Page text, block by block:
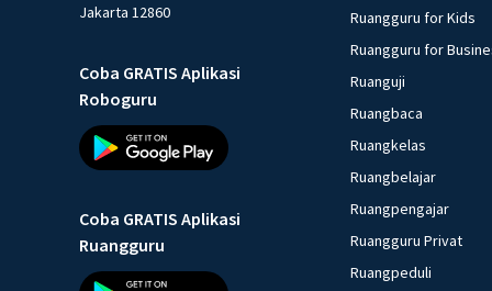
Jakarta 12860
Coba GRATIS Aplikasi
Roboguru
Coba GRATIS Aplikasi
Ruangguru
Ruangguru for Kids
Ruangguru for
Ruanguji
Ruangbaca
Ruangkelas
Ruangbelajar
Ruangpengajar
Ruangguru Privat
Ruangpeduli